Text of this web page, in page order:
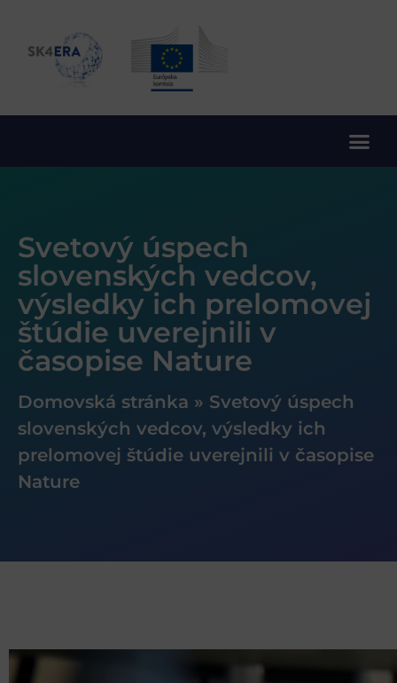
Svetový úspech
slovenských vedcov,
výsledky ich prelomovej
štúdie uverejnili v
časopise Nature
Domovská stránka » Svetový úspech
slovenských vedcov, výsledky ich
prelomovej štúdie uverejnili v časopise
Nature